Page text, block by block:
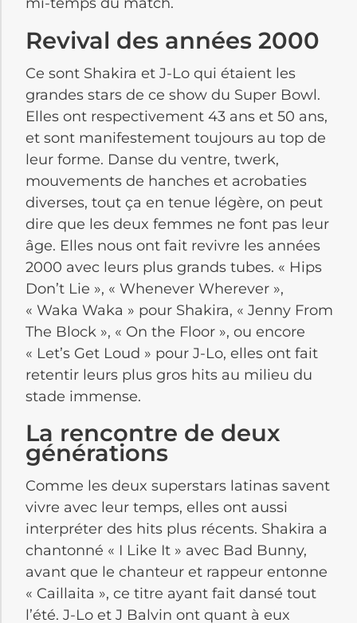
Revival des années 2000
Ce sont Shakira et J-Lo qui étaient les
grandes stars de ce show du Super Bowl.
Elles ont respectivement 43 ans et 50 ans,
et sont manifestement toujours au top de
leur forme. Danse du ventre, twerk,
mouvements de hanches et acrobaties
diverses, tout ça en tenue légère, on peut
dire que les deux femmes ne font pas leur
âge. Elles nous ont fait revivre les années
2000 avec leurs plus grands tubes. « Hips
Don’t Lie », « Whenever Wherever »,
« Waka Waka » pour Shakira, « Jenny From
The Block », « On the Floor », ou encore
« Let’s Get Loud » pour J-Lo, elles ont fait
retentir leurs plus gros hits au milieu du
stade immense.
La rencontre de deux
générations
Comme les deux superstars latinas savent
vivre avec leur temps, elles ont aussi
interpréter des hits plus récents. Shakira a
chantonné « I Like It » avec Bad Bunny,
avant que le chanteur et rappeur entonne
« Caillaita », ce titre ayant fait dansé tout
l’été. J-Lo et J Balvin ont quant à eux